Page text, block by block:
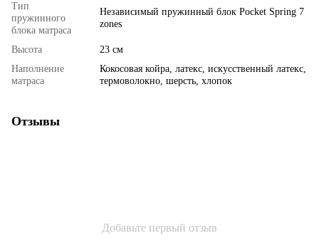
Тип
пружинного
блока матраса
Независимый пружинный блок Pocket Spring 7
zones
Высота
23 см
Наполнение
матраса
Кокосовая койра, латекс, искусственный латекс,
термоволокно, шерсть, хлопок
Отзывы
Добавьте первый отзыв